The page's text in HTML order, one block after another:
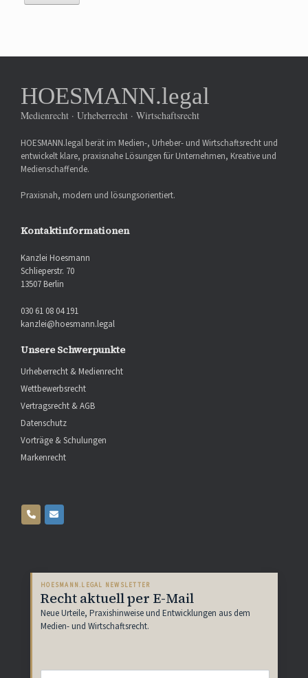
HOESMANN.legal
Medienrecht · Urheberrecht · Wirtschaftsrecht
HOESMANN.legal berät im Medien-, Urheber- und Wirtschaftsrecht und
entwickelt klare, praxisnahe Lösungen für Unternehmen, Kreative und
Medienschaffende.
Praxisnah, modern und lösungsorientiert.
Kontaktinformationen
Kanzlei Hoesmann
Schlieperstr. 70
13507 Berlin
030 61 08 04 191
kanzlei@hoesmann.legal
Unsere Schwerpunkte
Urheberrecht & Medienrecht
Wettbewerbsrecht
Vertragsrecht & AGB
Datenschutz
Vorträge & Schulungen
Markenrecht
HOESMANN.LEGAL NEWSLETTER
Recht aktuell per E-Mail
Neue Urteile, Praxishinweise und Entwicklungen aus dem
Medien- und Wirtschaftsrecht.